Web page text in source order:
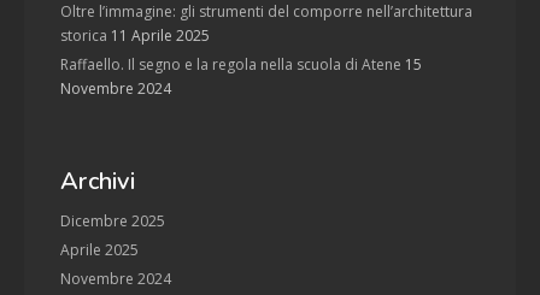
Oltre l’immagine: gli strumenti del comporre nell’architettura
storica 11 Aprile 2025
Raffaello. Il segno e la regola nella scuola di Atene 15
Novembre 2024
Archivi
Dicembre 2025
Aprile 2025
Novembre 2024